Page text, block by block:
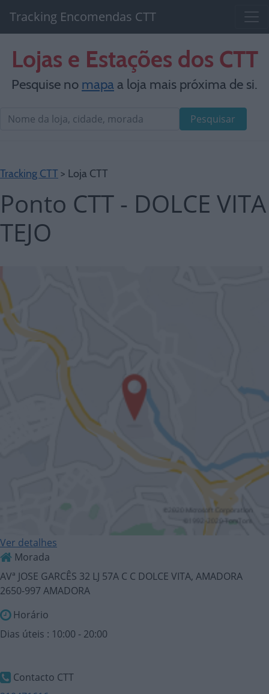
Tracking Encomendas CTT
Lojas e Estações dos CTT
Pesquise no mapaa loja mais próxima de si.
Pesquisar
Tracking CTT > Loja CTT
Ponto CTT - DOLCE VITA
TEJO
Ver detalhes
Morada
AVª JOSE GARCÊS 32 LJ 57A C C DOLCE VITA, AMADORA
2650-997 AMADORA
Horário
Dias úteis : 10:00 - 20:00
Contacto CTT